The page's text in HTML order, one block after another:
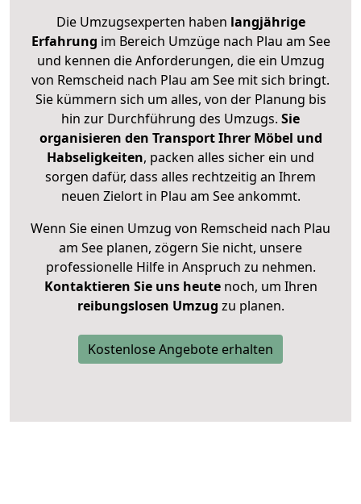
Die Umzugsexperten haben langjährige
Erfahrung im Bereich Umzüge nach Plau am See
und kennen die Anforderungen, die ein Umzug
von Remscheid nach Plau am See mit sich bringt.
Sie kümmern sich um alles, von der Planung bis
hin zur Durchführung des Umzugs. Sie
organisieren den Transport Ihrer Möbel und
Habseligkeiten, packen alles sicher ein und
sorgen dafür, dass alles rechtzeitig an Ihrem
neuen Zielort in Plau am See ankommt.
Wenn Sie einen Umzug von Remscheid nach Plau
am See planen, zögern Sie nicht, unsere
professionelle Hilfe in Anspruch zu nehmen.
Kontaktieren Sie uns heutenoch, um Ihren
reibungslosen Umzug zu planen.
Kostenlose Angebote erhalten